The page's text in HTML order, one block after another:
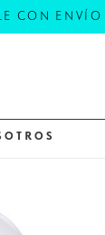
CON